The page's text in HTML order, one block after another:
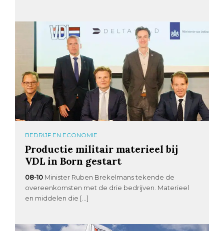
BEDRIJF EN ECONOMIE
Productie militair materieel bij
VDL in Born gestart
08-10 Minister Ruben Brekelmans tekende de
overeenkomsten met de drie bedrijven. Materieel
en middelen die […]